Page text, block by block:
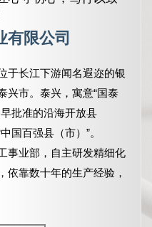
有限公司
于长江下游闻名遐迩的银
市。泰兴，寓意“国泰
批准的沿海开放县
国百强县（市）”。
业部，自主研发精细化
依靠数十年的生产经验，